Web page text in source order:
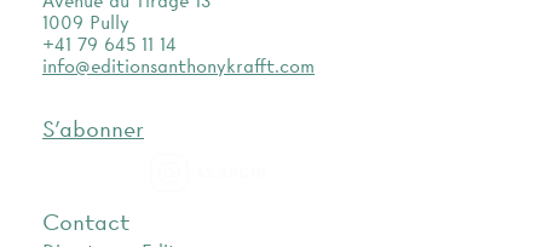
1009 Pully
+41 79 645 11 14
info@editionsanthonykrafft.com
S'abonner
Contact